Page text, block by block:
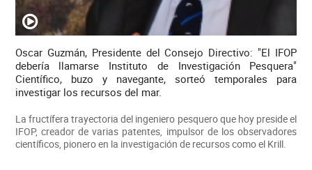
Oscar Guzmán, Presidente del Consejo Directivo: "El IFOP
debería llamarse Instituto de Investigación Pesquera"
Científico, buzo y navegante, sorteó temporales para
investigar los recursos del mar.
La fructífera trayectoria del ingeniero pesquero que hoy preside el
IFOP, creador de varias patentes, impulsor de los observadores
científicos, pionero en la investigación de recursos como el Krill.